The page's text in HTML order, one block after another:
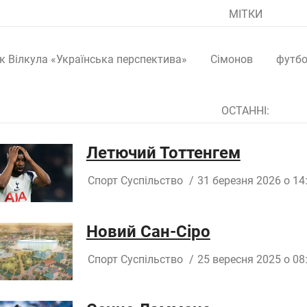
МІТКИ
Вілкула «Українська перспектива» Сімонов
ОСТАННІ:
Летючий Тоттенгем
Спорт Суспільство / 31 березня 2026 о
Новий Сан-Сіро
Спорт Суспільство / 25 вересня 2025 о